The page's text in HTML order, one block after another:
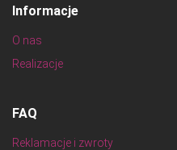
Informacje
O nas
Realizacje
FAQ
Reklamacje i zwroty